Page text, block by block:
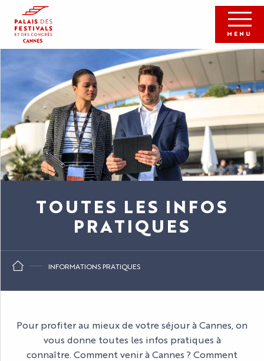
contenu
principal
MENU
TOUTES LES INFOS
PRATIQUES
INFORMATIONS PRATIQUES
Pour profiter au mieux de votre séjour à Cannes, on
vous donne toutes les infos pratiques à
connaître. Comment venir à Cannes ? Comment